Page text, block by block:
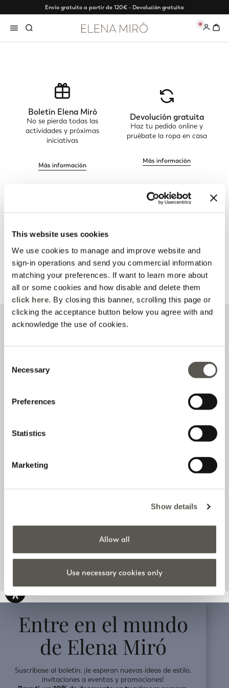
This website uses cookies
We use cookies to manage and improve website and
sign-in operations and send you commercial information
matching your preferences. If want to learn more about
all or some cookies and how disable and delete them
click here. By closing this banner, scrolling this page or
clicking the acceptance button below you agree with and
acknowledge the use of cookies.
Selection
Necessary
Preferences
Statistics
Marketing
Show details
Allow all
Use necessary cookies only
Envío gratuito a partir de 120€ - Devolución gratuita
0
Boletín Elena Mirò
No se pierda todas las
actividades y próximas
iniciativas
Más información
Devolución gratuita
Haz tu pedido online y
pruébate la ropa en casa
Más información
Consulta el estado de tu
pedido y solicita una
devolución
Más información
ventajas
Más información
Regístrate en nuestro boletín de noticias
datos personales
Síguenos en
Sigue tu pedido
Información sobre la empresa
v0.14.04
Entre en el mundo
de Elena Miró
Suscríbase al boletín: ¡le esperan nuevas ideas de estilo,
invitaciones a eventos y promociones!